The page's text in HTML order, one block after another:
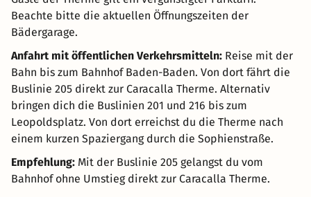
Beachte bitte die aktuellen Öffnungszeiten der
Bädergarage.
Anfahrt mit öffentlichen Verkehrsmitteln: Reise mit der
Bahn bis zum Bahnhof Baden-Baden. Von dort fährt die
Buslinie 205 direkt zur Caracalla Therme. Alternativ
bringen dich die Buslinien 201 und 216 bis zum
Leopoldsplatz. Von dort erreichst du die Therme nach
einem kurzen Spaziergang durch die Sophienstraße.
Empfehlung: Mit der Buslinie 205 gelangst du vom
Bahnhof ohne Umstieg direkt zur Caracalla Therme.